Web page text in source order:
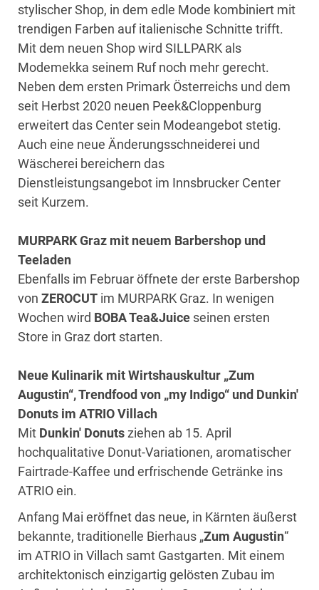
stylischer Shop, in dem edle Mode kombiniert mit
trendigen Farben auf italienische Schnitte trifft.
Mit dem neuen Shop wird SILLPARK als
Modemekka seinem Ruf noch mehr gerecht.
Neben dem ersten Primark Österreichs und dem
seit Herbst 2020 neuen Peek&Cloppenburg
erweitert das Center sein Modeangebot stetig.
Auch eine neue Änderungsschneiderei und
Wäscherei bereichern das
Dienstleistungsangebot im Innsbrucker Center
seit Kurzem.
MURPARK Graz mit neuem Barbershop und
Teeladen
Ebenfalls im Februar öffnete der erste Barbershop
von ZEROCUT im MURPARK Graz. In wenigen
Wochen wird BOBA Tea&Juice seinen ersten
Store in Graz dort starten.
Neue Kulinarik mit Wirtshauskultur „Zum
Augustin“, Trendfood von „my Indigo“ und Dunkin'
Donuts im ATRIO Villach
Mit Dunkin' Donutsziehen ab 15. April
hochqualitative Donut-Variationen, aromatischer
Fairtrade-Kaffee und erfrischende Getränke ins
ATRIO ein.
Anfang Mai eröffnet das neue, in Kärnten äußerst
bekannte, traditionelle Bierhaus „Zum Augustin“
im ATRIO in Villach samt Gastgarten. Mit einem
architektonisch einzigartig gelösten Zubau im